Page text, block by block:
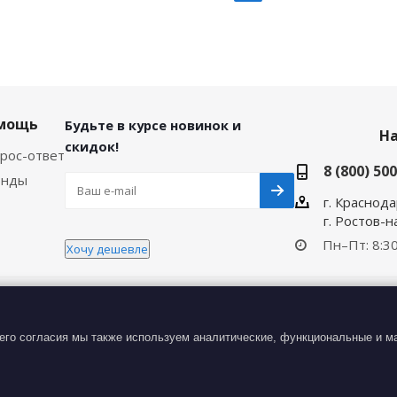
ответ
Будьте в курсе новинок и
скидок!
Хочу дешевле
8 (800)
г.
г. Ростов-
Пн–Пт:
копирования на другие сайты и ресурсы в Интернете)
согласия мы также используем аналитические, функциональные и